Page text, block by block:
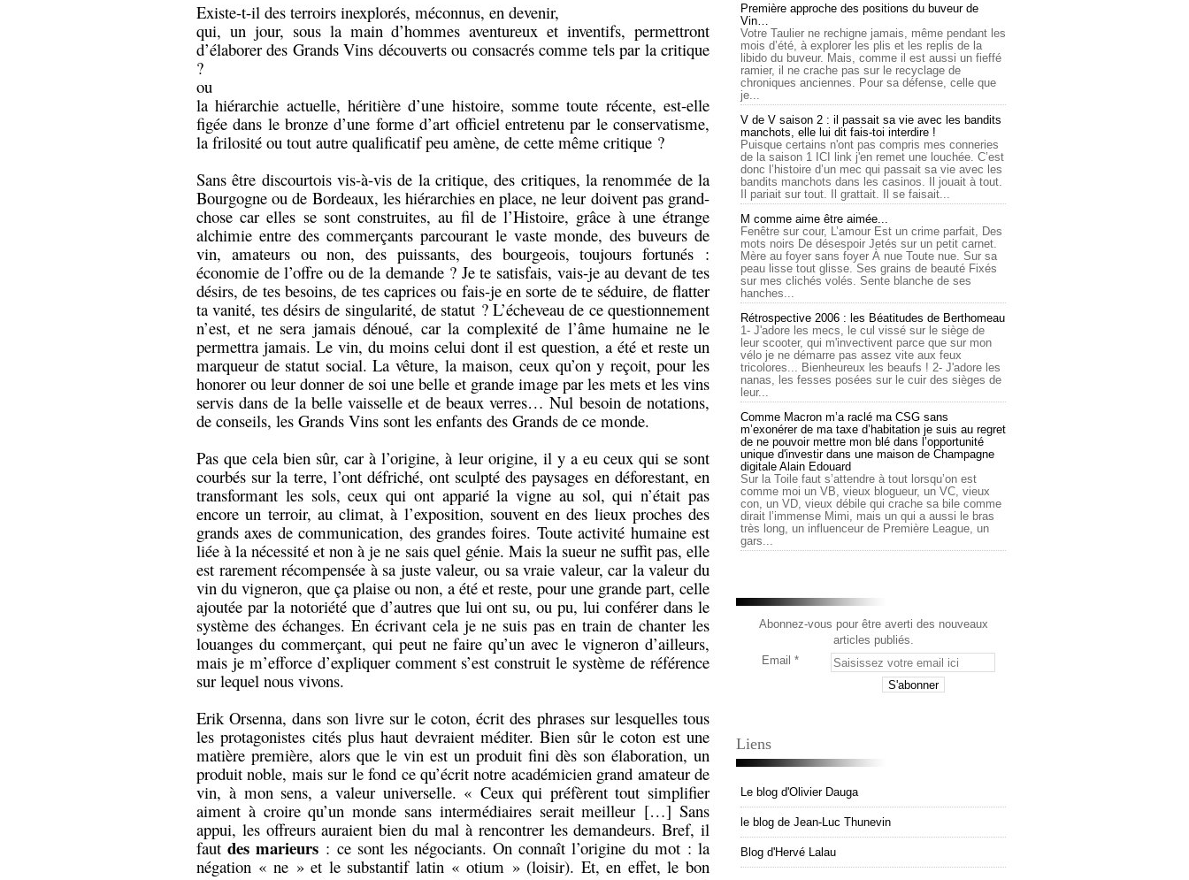
Existe-t-il des terroirs inexplorés, méconnus, en devenir,
qui, un jour, sous la main d’hommes aventureux et inventifs, permettront
d’élaborer des Grands Vins découverts ou consacrés comme tels par la critique
?
ou
la hiérarchie actuelle, héritière d’une histoire, somme toute récente, est-elle
figée dans le bronze d’une forme d’art officiel entretenu par le conservatisme,
la frilosité ou tout autre qualificatif peu amène, de cette même critique ?
Sans être discourtois vis-à-vis de la critique, des critiques, la renommée de la
Bourgogne ou de Bordeaux, les hiérarchies en place, ne leur doivent pas grand-
chose car elles se sont construites, au fil de l’Histoire, grâce à une étrange
alchimie entre des commerçants parcourant le vaste monde, des buveurs de
vin, amateurs ou non, des puissants, des bourgeois, toujours fortunés :
économie de l’offre ou de la demande ? Je te satisfais, vais-je au devant de tes
désirs, de tes besoins, de tes caprices ou fais-je en sorte de te séduire, de flatter
ta vanité, tes désirs de singularité, de statut ? L’écheveau de ce questionnement
n’est, et ne sera jamais dénoué, car la complexité de l’âme humaine ne le
permettra jamais. Le vin, du moins celui dont il est question, a été et reste un
marqueur de statut social. La vêture, la maison, ceux qu’on y reçoit, pour les
honorer ou leur donner de soi une belle et grande image par les mets et les vins
servis dans de la belle vaisselle et de beaux verres… Nul besoin de notations,
de conseils, les Grands Vins sont les enfants des Grands de ce monde.
Pas que cela bien sûr, car à l’origine, à leur origine, il y a eu ceux qui se sont
courbés sur la terre, l’ont défriché, ont sculpté des paysages en déforestant, en
transformant les sols, ceux qui ont apparié la vigne au sol, qui n’était pas
encore un terroir, au climat, à l’exposition, souvent en des lieux proches des
grands axes de communication, des grandes foires. Toute activité humaine est
liée à la nécessité et non à je ne sais quel génie. Mais la sueur ne suffit pas, elle
est rarement récompensée à sa juste valeur, ou sa vraie valeur, car la valeur du
vin du vigneron, que ça plaise ou non, a été et reste, pour une grande part, celle
ajoutée par la notoriété que d’autres que lui ont su, ou pu, lui conférer dans le
système des échanges. En écrivant cela je ne suis pas en train de chanter les
louanges du commerçant, qui peut ne faire qu’un avec le vigneron d’ailleurs,
mais je m’efforce d’expliquer comment s’est construit le système de référence
sur lequel nous vivons.
Erik Orsenna, dans son livre sur le coton, écrit des phrases sur lesquelles tous
les protagonistes cités plus haut devraient méditer. Bien sûr le coton est une
matière première, alors que le vin est un produit fini dès son élaboration, un
produit noble, mais sur le fond ce qu’écrit notre académicien grand amateur de
vin, à mon sens, a valeur universelle. « Ceux qui préfèrent tout simplifier
aiment à croire qu’un monde sans intermédiaires serait meilleur […] Sans
appui, les offreurs auraient bien du mal à rencontrer les demandeurs. Bref, il
fautdes marieurs : ce sont les négociants. On connaît l’origine du mot : la
négation « ne » et le substantif latin « otium » (loisir). Et, en effet, le bon
Première approche des positions du buveur de
Vin…
Votre Taulier ne rechigne jamais, même pendant les
mois d’été, à explorer les plis et les replis de la
libido du buveur. Mais, comme il est aussi un fieffé
ramier, il ne crache pas sur le recyclage de
chroniques anciennes. Pour sa défense, celle que
je...
V de V saison 2 : il passait sa vie avec les bandits
manchots, elle lui dit fais-toi interdire !
Puisque certains n'ont pas compris mes conneries
de la saison 1 ICI link j'en remet une louchée. C’est
donc l’histoire d’un mec qui passait sa vie avec les
bandits manchots dans les casinos. Il jouait à tout.
Il pariait sur tout. Il grattait. Il se faisait...
M comme aime être aimée...
Fenêtre sur cour, L’amour Est un crime parfait, Des
mots noirs De désespoir Jetés sur un petit carnet.
Mère au foyer sans foyer À nue Toute nue. Sur sa
peau lisse tout glisse. Ses grains de beauté Fixés
sur mes clichés volés. Sente blanche de ses
hanches...
Rétrospective 2006 : les Béatitudes de Berthomeau
1- J'adore les mecs, le cul vissé sur le siège de
leur scooter, qui m'invectivent parce que sur mon
vélo je ne démarre pas assez vite aux feux
tricolores... Bienheureux les beaufs ! 2- J'adore les
nanas, les fesses posées sur le cuir des sièges de
leur...
Comme Macron m’a raclé ma CSG sans
m’exonérer de ma taxe d’habitation je suis au regret
de ne pouvoir mettre mon blé dans l’opportunité
unique d'investir dans une maison de Champagne
digitale Alain Edouard
Sur la Toile faut s’attendre à tout lorsqu’on est
comme moi un VB, vieux blogueur, un VC, vieux
con, un VD, vieux débile qui crache sa bile comme
dirait l’immense Mimi, mais un qui a aussi le bras
très long, un influenceur de Première League, un
gars...
Abonnez-vous pour être averti des nouveaux
articles publiés.
Email
Liens
Le blog d'Olivier Dauga
le blog de Jean-Luc Thunevin
Blog d'Hervé Lalau